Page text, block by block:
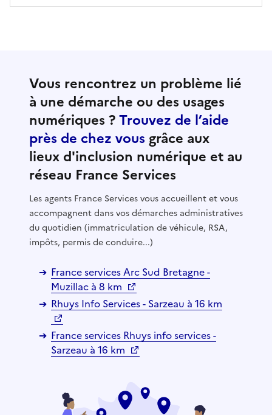
Vous rencontrez un problème lié
à une démarche ou des usages
numériques ?Trouvez de l’aide
près de chez vous grâce aux
lieux d'inclusion numérique et au
réseau France Services
Les agents France Services vous accueillent et vous
accompagnent dans vos démarches administratives
du quotidien (immatriculation de véhicule, RSA,
impôts, permis de conduire...)
France services Arc Sud Bretagne -
Muzillac à 8 km
Rhuys Info Services - Sarzeau à 16 km
France services Rhuys info services -
Sarzeau à 16 km